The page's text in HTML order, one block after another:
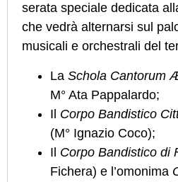
serata speciale dedicata
che vedrà alternarsi sul
musicali e orchestrali del
La Schola Cantorum
M° Ata Pappalardo;
Il Corpo Bandistico
(M° Ignazio Coco);
Il Corpo Bandistico di
Fichera) e l’omonima